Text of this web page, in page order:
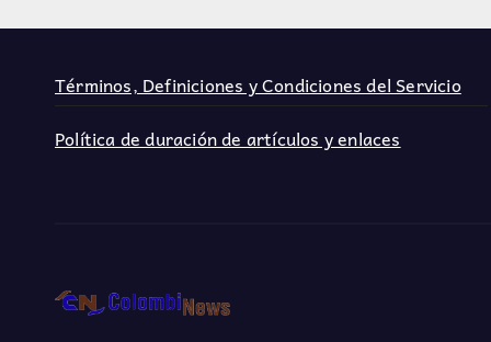
Términos, Definiciones y Condiciones del Servicio
Política de duración de artículos y enlaces